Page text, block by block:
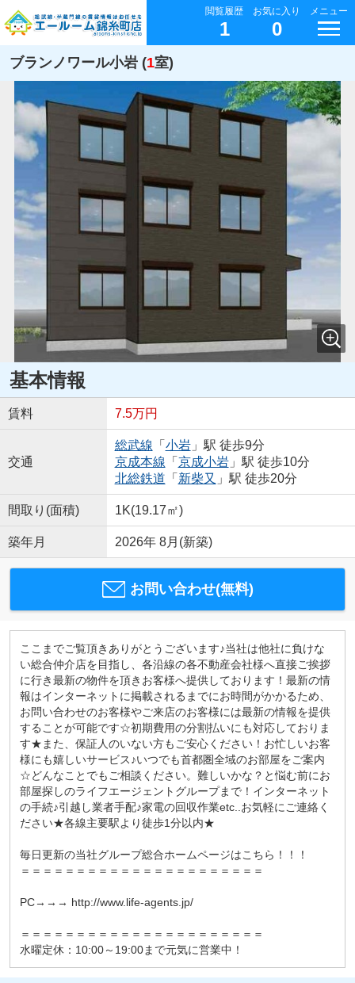
閲覧履歴
1
お気に入り
0
メニュー
ブランノワール小岩 (1室)
基本情報
賃料 7.5万円
交通
総武線 「 小岩」駅 徒歩9分
京成本線 「 京成小岩」駅 徒歩10分
北総鉄道 「 新柴又 」駅 徒歩20分
間取り(面積) 1K(19.17㎡)
築年月 2026年 8月(新築)
お問い合わせ(無料)
ここまでご覧頂きありがとうございます♪当社は他社に負けな
い総合仲介店を目指し、各沿線の各不動産会社様へ直接ご挨拶
に行き最新の物件を頂きお客様へ提供しております！最新の情
報はインターネットに掲載されるまでにお時間がかかるため、
お問い合わせのお客様やご来店のお客様には最新の情報を提供
することが可能です☆初期費用の分割払いにも対応しておりま
す★また、保証人のいない方もご安心ください！お忙しいお客
様にも嬉しいサービス♪いつでも首都圏全域のお部屋をご案内
☆どんなことでもご相談ください。難しいかな？と悩む前にお
部屋探しのライフエージェントグループまで！インターネット
の手続♪引越し業者手配♪家電の回収作業etc..お気軽にご連絡く
ださい★各線主要駅より徒歩1分以内★
毎日更新の当社グループ総合ホームページはこちら！！！
＝＝＝＝＝＝＝＝＝＝＝＝＝＝＝＝＝＝＝＝＝＝
PC→→→ http://www.life-agents.jp/
＝＝＝＝＝＝＝＝＝＝＝＝＝＝＝＝＝＝＝＝＝＝
水曜定休：10:00～19:00まで元気に営業中！